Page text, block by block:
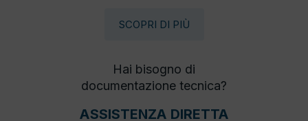
SCOPRI DI PIÙ
Hai bisogno di
documentazione tecnica?
ASSISTENZA DIRETTA